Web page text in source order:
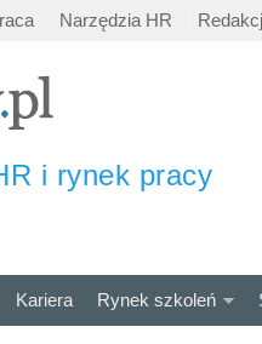
Narzędzia HR
i rynek pracy
Kariera Rynek szkoleń